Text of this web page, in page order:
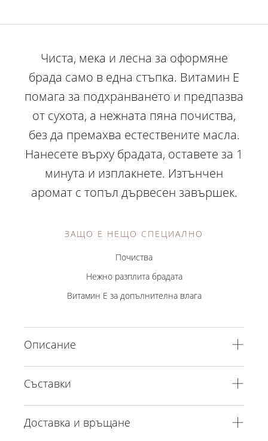
Чиста, мека и лесна за оформяне
брада само в една стъпка. Витамин Е
помага за подхранването и предпазва
от сухота, а нежната пяна почиства,
без да премахва естествените масла.
Нанесете върху брадата, оставете за 1
минута и изплакнете. Изтънчен
аромат с топъл дървесен завършек.
ЗАЩО Е НЕЩО СПЕЦИАЛНО
Почиства
Нежно разплита брадата
Витамин Е за допълнителна влага
Описание
Съставки
Доставка и връщане